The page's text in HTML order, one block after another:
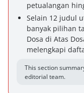
petualangan
Selain 12 judul
banyak pilihan
Dosa di Atas
melengkapi
This section
editorial team.